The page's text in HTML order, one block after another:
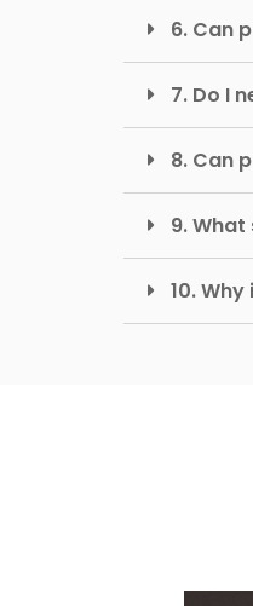
6. Can
7. Do I
8. Can
9.
10.